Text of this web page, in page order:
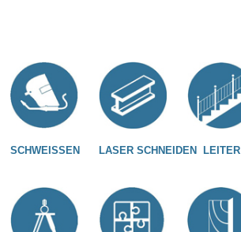
SCHWEISSEN LASER SCHNEIDEN LEITER